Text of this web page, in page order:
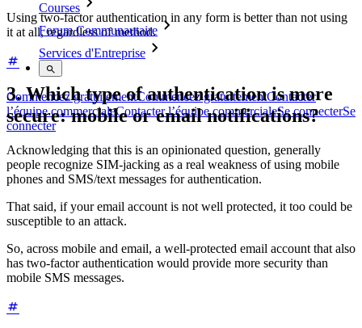
Courses
Forum Communautaire
Services d'Entreprise
Commencez gratuitementCommencez gratuitementContacter
l’équipe commercialeContacter l’équipe commercialeSe connecterSe
connecter
Using two-factor authentication in any form is better than not using
it at all, regardless of method.
3. Which type of authentication is more
secure: mobile or email notifications?
Acknowledging that this is an opinionated question, generally
people recognize SIM-jacking as a real weakness of using mobile
phones and SMS/text messages for authentication.
That said, if your email account is not well protected, it too could be
susceptible to an attack.
So, across mobile and email, a well-protected email account that also
has two-factor authentication would provide more security than
mobile SMS messages.